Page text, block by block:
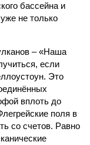
бассейна и
не только
– «Наша
если
Это
вплоть до
поля в
со счетов. Равно